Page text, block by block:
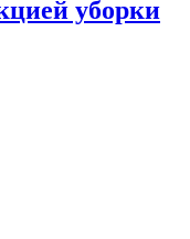
уборки